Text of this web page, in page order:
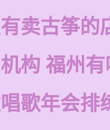
卖古筝的
构 福州
歌年会排